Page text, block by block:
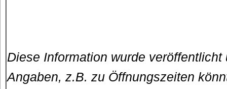
Diese Information wurde
Angaben, z.B. zu Öffnungszeiten